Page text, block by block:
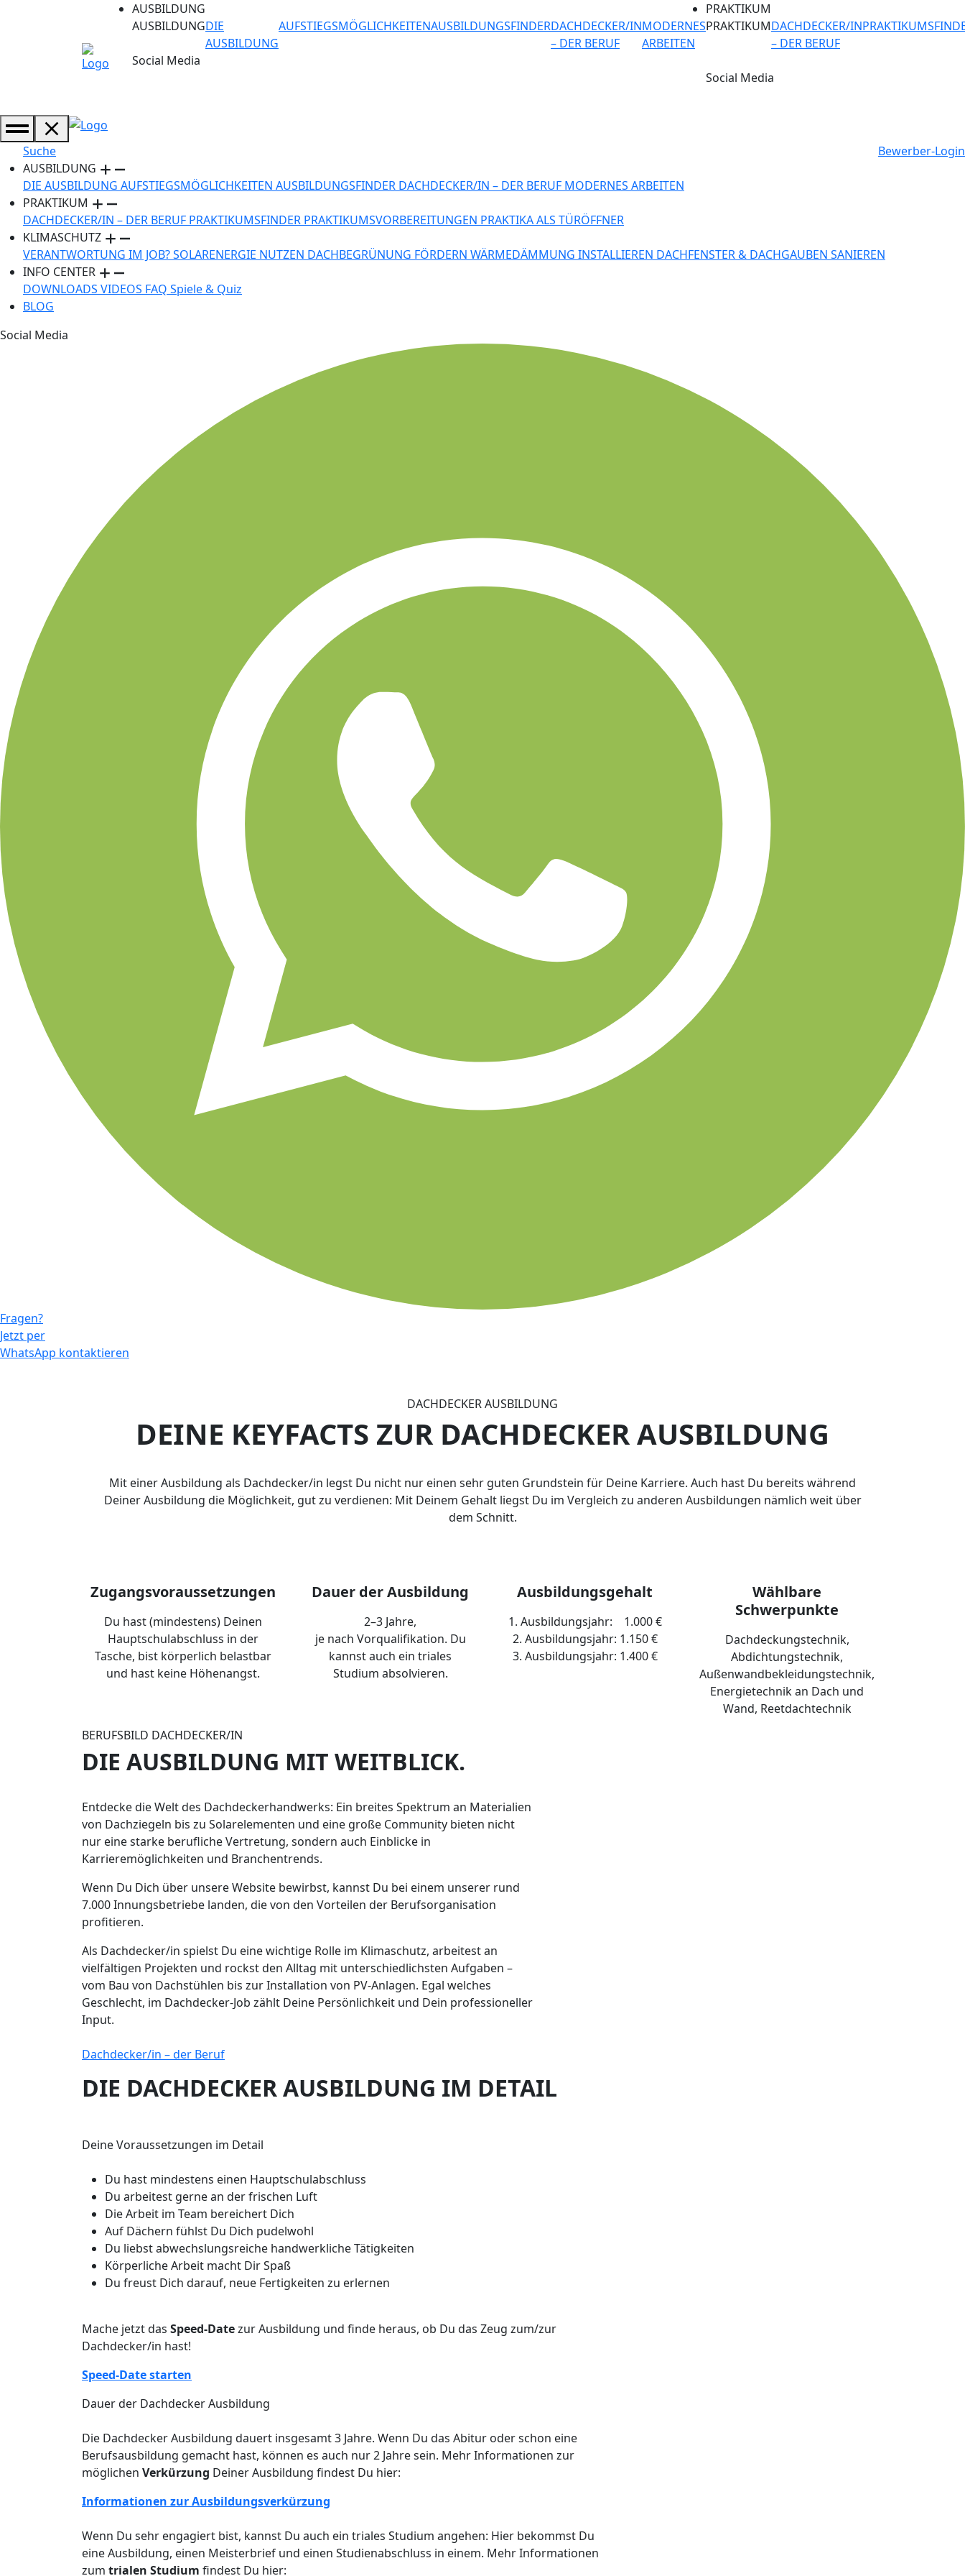
AUSBILDUNG
AUSBILDUNGDIE
AUSBILDUNG
AUFSTIEGSMÖGLICHKEITENAUSBILDUNGSFINDERDACHDECKER/IN
– DER BERUF
MODERNES
ARBEITEN
Social Media
PRAKTIKUM
PRAKTIKUMDACHDECKER/IN
– DER BERUF
Social Media
Suche
Bewerber-Login
AUSBILDUNG
DIE AUSBILDUNG AUFSTIEGSMÖGLICHKEITEN AUSBILDUNGSFINDER DACHDECKER/IN – DER BERUF MODERNES ARBEITEN
PRAKTIKUM
DACHDECKER/IN – DER BERUF PRAKTIKUMSFINDER PRAKTIKUMSVORBEREITUNGEN PRAKTIKA ALS TÜRÖFFNER
KLIMASCHUTZ
VERANTWORTUNG IM JOB?SOLARENERGIE NUTZEN DACHBEGRÜNUNG FÖRDERN WÄRMEDÄMMUNG INSTALLIEREN DACHFENSTER & DACHGAUBEN SANIEREN
INFO CENTER
DOWNLOADS VIDEOS FAQ Spiele & Quiz
BLOG
Social Media
Fragen?
Jetzt per
WhatsApp kontaktieren
DACHDECKER AUSBILDUNG
DEINE KEYFACTS ZUR DACHDECKER AUSBILDUNG
Mit einer Ausbildung als Dachdecker/in legst Du nicht nur einen sehr guten Grundstein für Deine Karriere. Auch hast Du bereits während
Deiner Ausbildung die Möglichkeit, gut zu verdienen: Mit Deinem Gehalt liegst Du im Vergleich zu anderen Ausbildungen nämlich weit über
dem Schnitt.
Zugangsvoraussetzungen
Du hast (mindestens) Deinen
Hauptschulabschluss in der
Tasche, bist körperlich belastbar
und hast keine Höhenangst.
Dauer der Ausbildung
2–3 Jahre,
je nach Vorqualifikation. Du
kannst auch ein triales
Studium absolvieren.
Ausbildungsgehalt
1. Ausbildungsjahr: 1.000 €
2. Ausbildungsjahr: 1.150 €
3. Ausbildungsjahr: 1.400 €
Wählbare
Schwerpunkte
Dachdeckungstechnik,
Abdichtungstechnik,
Außenwandbekleidungstechnik,
Energietechnik an Dach und
Wand, Reetdachtechnik
BERUFSBILD DACHDECKER/IN
DIE AUSBILDUNG MIT WEITBLICK.
Entdecke die Welt des Dachdeckerhandwerks: Ein breites Spektrum an Materialien
von Dachziegeln bis zu Solarelementen und eine große Community bieten nicht
nur eine starke berufliche Vertretung, sondern auch Einblicke in
Karrieremöglichkeiten und Branchentrends.
Wenn Du Dich über unsere Website bewirbst, kannst Du bei einem unserer rund
7.000 Innungsbetriebe landen, die von den Vorteilen der Berufsorganisation
profitieren.
Als Dachdecker/in spielst Du eine wichtige Rolle im Klimaschutz, arbeitest an
vielfältigen Projekten und rockst den Alltag mit unterschiedlichsten Aufgaben –
vom Bau von Dachstühlen bis zur Installation von PV-Anlagen. Egal welches
Geschlecht, im Dachdecker-Job zählt Deine Persönlichkeit und Dein professioneller
Input.
Dachdecker/in – der Beruf
DIE DACHDECKER AUSBILDUNG IM DETAIL
Deine Voraussetzungen im Detail
Du hast mindestens einen Hauptschulabschluss
Du arbeitest gerne an der frischen Luft
Die Arbeit im Team bereichert Dich
Auf Dächern fühlst Du Dich pudelwohl
Du liebst abwechslungsreiche handwerkliche Tätigkeiten
Körperliche Arbeit macht Dir Spaß
Du freust Dich darauf, neue Fertigkeiten zu erlernen
Mache jetzt das Speed-Datezur Ausbildung und finde heraus, ob Du das Zeug zum/zur
Dachdecker/in hast!
Speed-Date starten
Dauer der Dachdecker Ausbildung
Die Dachdecker Ausbildung dauert insgesamt 3 Jahre. Wenn Du das Abitur oder schon eine
Berufsausbildung gemacht hast, können es auch nur 2 Jahre sein. Mehr Informationen zur
möglichen Verkürzung Deiner Ausbildung findest Du hier:
Informationen zur Ausbildungsverkürzung
Wenn Du sehr engagiert bist, kannst Du auch ein triales Studium angehen: Hier bekommst Du
eine Ausbildung, einen Meisterbrief und einen Studienabschluss in einem. Mehr Informationen
zum trialen Studium findest Du hier: